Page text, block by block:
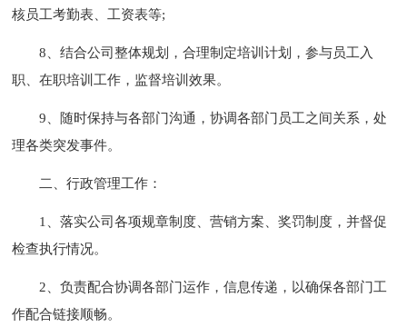
核员工考勤表、工资表等;
8、结合公司整体规划，合理制定培训计划，参与员工入
职、在职培训工作，监督培训效果。
9、随时保持与各部门沟通，协调各部门员工之间关系，处
理各类突发事件。
二、行政管理工作：
1、落实公司各项规章制度、营销方案、奖罚制度，并督促
检查执行情况。
2、负责配合协调各部门运作，信息传递，以确保各部门工
作配合链接顺畅。